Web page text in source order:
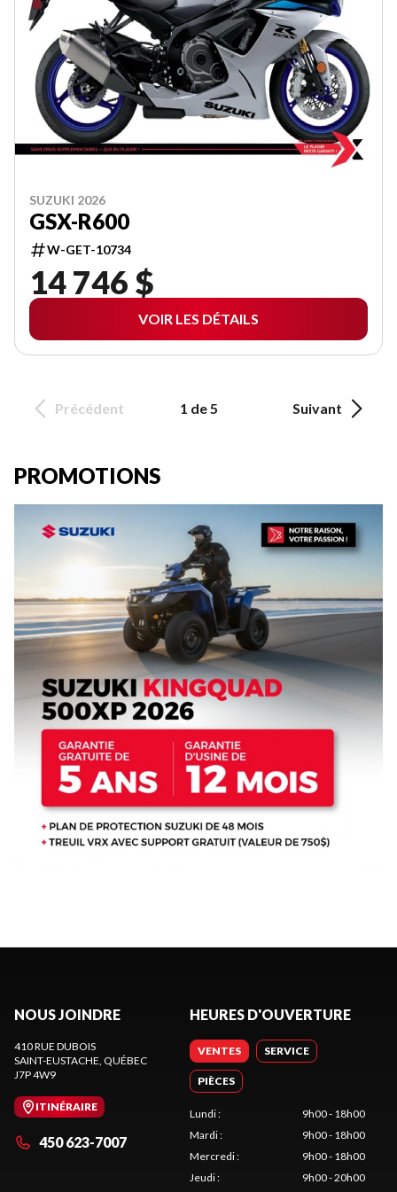
SUZUKI 2026
GSX-R600
W-GET-10734
14 746 $
VOIR LES DÉTAILS
Précédent 1 de 5 Suivant
PROMOTIONS
NOUS JOINDRE
410 RUE DUBOIS
SAINT-EUSTACHE, QUÉBEC
J7P 4W9
ITINÉRAIRE
450 623-7007
HEURES D'OUVERTURE
VENTES SERVICE
PIÈCES
Lundi:
9h00 - 18h00
Mardi:
9h00 - 18h00
Mercredi:
9h00 - 18h00
Jeudi: 9h00 - 20h00